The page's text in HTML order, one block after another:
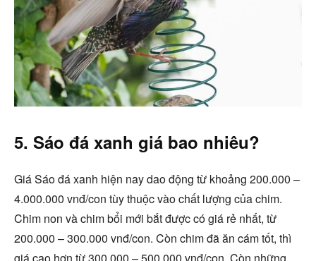
5. Sáo đá xanh giá bao nhiêu?
Giá Sáo đá xanh hiện nay dao động từ khoảng 200.000 –
4.000.000 vnđ/con tùy thuộc vào chất lượng của chim.
Chim non và chim bổi mới bắt được có giá rẻ nhất, từ
200.000 – 300.000 vnđ/con. Còn chim đã ăn cám tốt, thì
giá cao hơn từ 300.000 – 500.000 vnđ/con. Còn những